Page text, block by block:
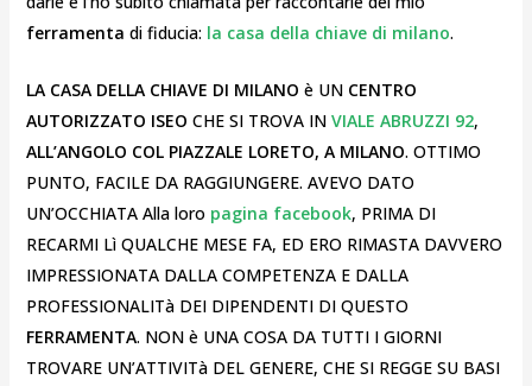
ferramenta di fiducia: la casa della chiave di milano.
LA CASA DELLA CHIAVE DI MILANO è UN CENTRO
AUTORIZZATO ISEO CHE SI TROVA IN VIALE ABRUZZI 92,
ALL’ANGOLO COL PIAZZALE LORETO, A MILANO. OTTIMO
PUNTO, FACILE DA RAGGIUNGERE. AVEVO DATO
UN’OCCHIATA Alla loro pagina facebook, PRIMA DI
RECARMI Lì QUALCHE MESE FA, ED ERO RIMASTA DAVVERO
IMPRESSIONATA DALLA COMPETENZA E DALLA
PROFESSIONALITà DEI DIPENDENTI DI QUESTO
FERRAMENTA. NON è UNA COSA DA TUTTI I GIORNI
TROVARE UN’ATTIVITà DEL GENERE, CHE SI REGGE SU BASI